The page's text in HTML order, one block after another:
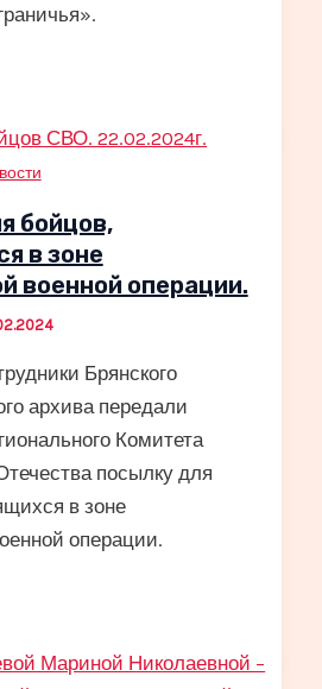
бойцов,
в зоне
военной операции.
Брянского
архива передали
Комитета
посылку для
в зоне
операции.